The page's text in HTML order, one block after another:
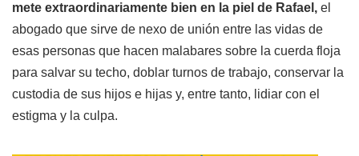
mete extraordinariamente bien en la piel de Rafael, el
abogado que sirve de nexo de unión entre las vidas de
esas personas que hacen malabares sobre la cuerda floja
para salvar su techo, doblar turnos de trabajo, conservar la
custodia de sus hijos e hijas y, entre tanto, lidiar con el
estigma y la culpa.